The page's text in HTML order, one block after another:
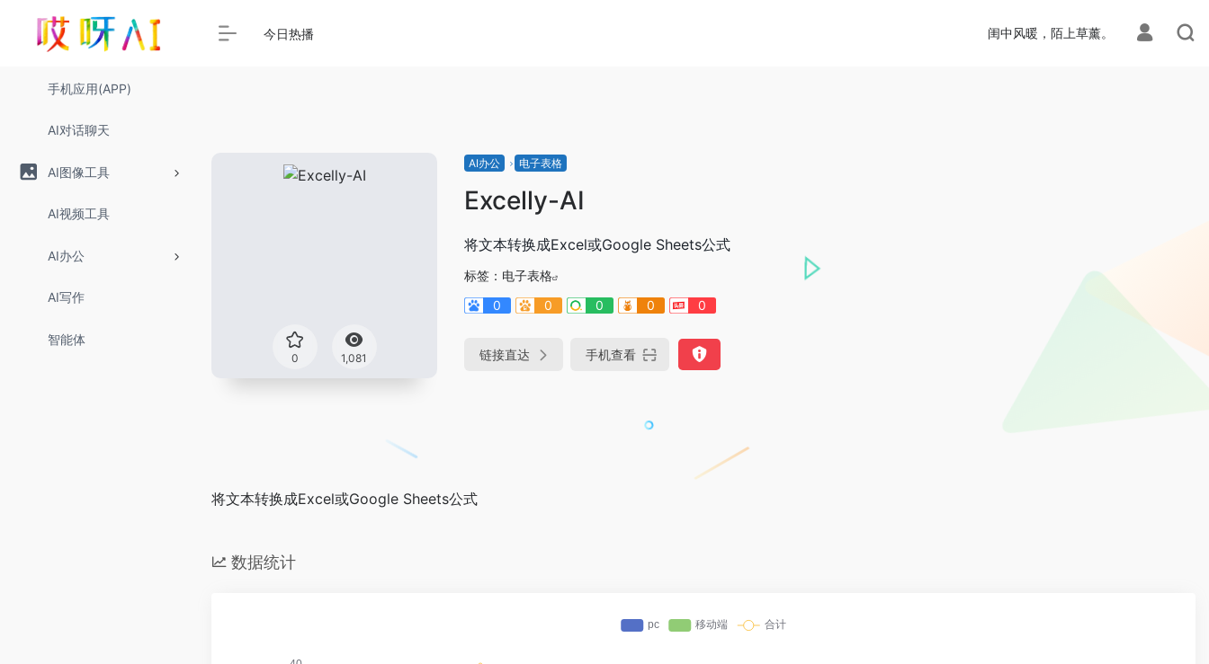
手机应用(APP)
AI对话聊天
AI图像工具
AI视频工具
AI办公
AI写作
智能体
今日热播 闺中风暖，陌上草薰。
0 1,081
AI办公 电子表格
Excelly-AI
将文本转换成Excel或Google Sheets公式
标签： 电子表格
0
0 0 0 0
链接直达 手机查看
将文本转换成Excel或Google Sheets公式
数据统计